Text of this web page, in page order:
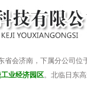
省会济南，下属分公司位
业经济园区。北临日东